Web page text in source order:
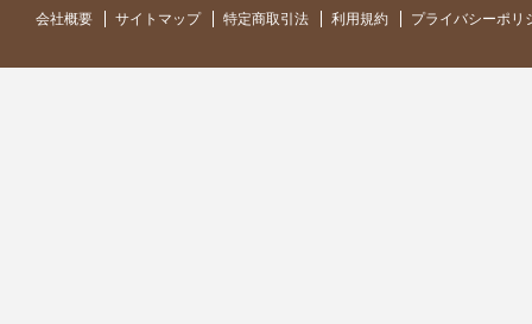
会社概要 サイトマップ 特定商取引法 利用規約 プライバシーポリ